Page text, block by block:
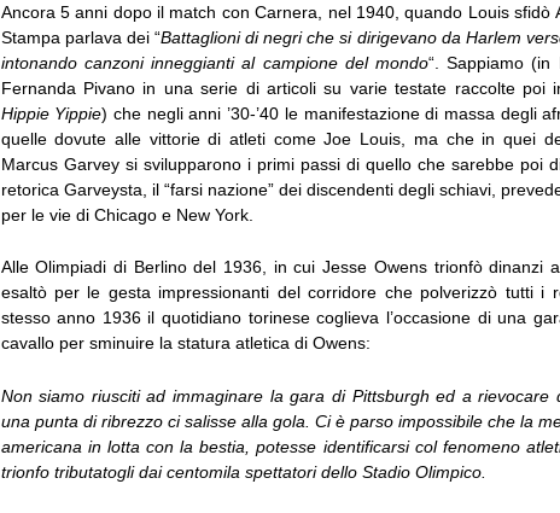
Ancora 5 anni dopo il match con Carnera, nel 1940, quando Louis sfidò
Stampa parlava dei “Battaglioni di negri che si dirigevano da Harlem
intonando canzoni inneggianti al campione del mondo“. Sappiamo (in
Fernanda Pivano in una serie di articoli su varie testate raccolte
Hippie Yippie) che negli anni ’30-’40 le manifestazione di massa degli
quelle dovute alle vittorie di atleti come Joe Louis, ma che in quei
Marcus Garvey si svilupparono i primi passi di quello che sarebbe poi
retorica Garveysta, il “farsi nazione” dei discendenti degli schiavi,
per le vie di Chicago e New York.
Alle Olimpiadi di Berlino del 1936, in cui Jesse Owens trionfò dinanzi
esaltò per le gesta impressionanti del corridore che polverizzò tutti i
stesso anno 1936 il quotidiano torinese coglieva l’occasione di una
cavallo per sminuire la statura atletica di Owens:
Non siamo riusciti ad immaginare la gara di Pittsburgh ed a rievocare
una punta di ribrezzo ci salisse alla gola. Ci è parso impossibile che la
americana in lotta con la bestia, potesse identificarsi col fenomeno
trionfo tributatogli dai centomila spettatori dello Stadio Olimpico.